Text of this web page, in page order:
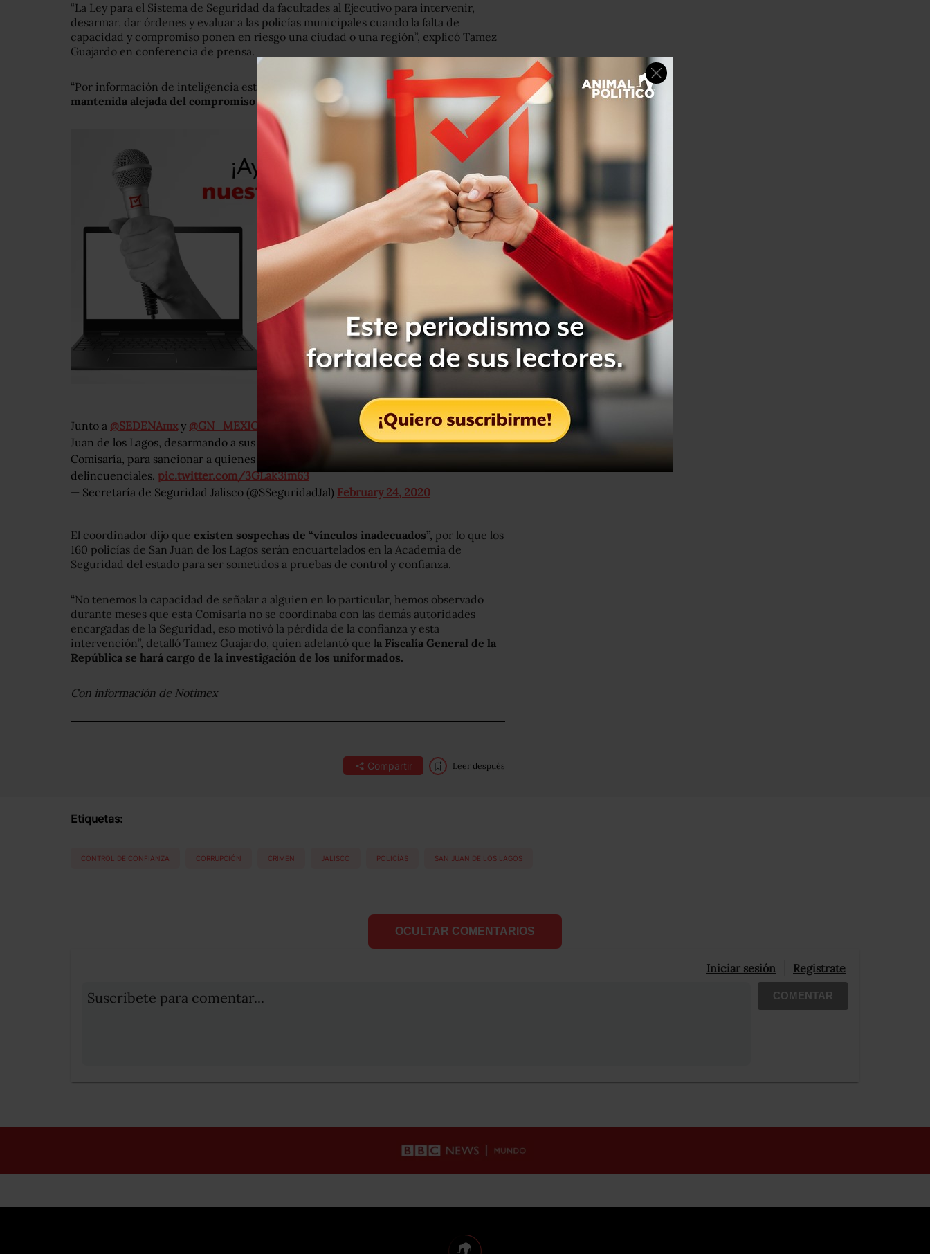
“La Ley para el Sistema de Seguridad da facultades al Ejecutivo para intervenir,
desarmar, dar órdenes y evaluar a las policías municipales cuando la falta de
capacidad y compromiso ponen en riesgo una ciudad o una región”, explicó Tamez
Guajardo en conferencia de prensa.
“Por información de inteligencia estatal y federal, vemos que
la Comisaría se ha
mantenida alejada del compromiso de proteger a la ciudadanía”,
agregó.
Junto a @SEDENAmxy @GN_MEXICO_
, tomamos el mando de la seguridad de San
Juan de los Lagos, desarmando a sus oficiales e interviniendo las instalaciones de su
Comisaría, para sancionar a quienes resulten involucrados en actos de corrupción o
delincuenciales. pic.twitter.com/3GLak3im63
— Secretaría de Seguridad Jalisco (@SSeguridadJal) February 24, 2020
El coordinador dijo que existen sospechas de “vínculos inadecuados”, por lo que los
160 policías de San Juan de los Lagos serán encuartelados en la Academia de
Seguridad del estado para ser sometidos a pruebas de control y confianza.
“No tenemos la capacidad de señalar a alguien en lo particular, hemos observado
durante meses que esta Comisaría no se coordinaba con las demás autoridades
encargadas de la Seguridad, eso motivó la pérdida de la confianza y esta
intervención”, detalló Tamez Guajardo, quien adelantó que la Fiscalía General de la
República se hará cargo de la investigación de los uniformados.
Con información de Notimex
Compartir Leer después
Etiquetas:
CONTROL DE CONFIANZA CORRUPCIÓN CRIMEN JALISCO POLICÍAS SAN JUAN DE LOS LAGOS
OCULTAR COMENTARIOS
Iniciar sesión Registrate
Suscribete para comentar... COMENTAR